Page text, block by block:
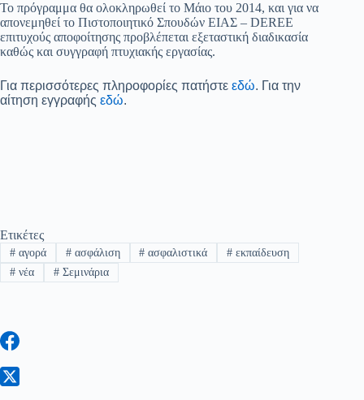
Το πρόγραμμα θα ολοκληρωθεί το Μάιο του 2014, και για να
απονεμηθεί το Πιστοποιητικό Σπουδών ΕΙΑΣ – DEREE
επιτυχούς αποφοίτησης προβλέπεται εξεταστική διαδικασία
καθώς και συγγραφή πτυχιακής εργασίας.
Για περισσότερες πληροφορίες πατήστε εδώ. Για την
αίτηση εγγραφής εδώ.
Ετικέτες
#αγορά #ασφάλιση # ασφαλιστικά # εκπαίδευση
#νέα #Σεμινάρια